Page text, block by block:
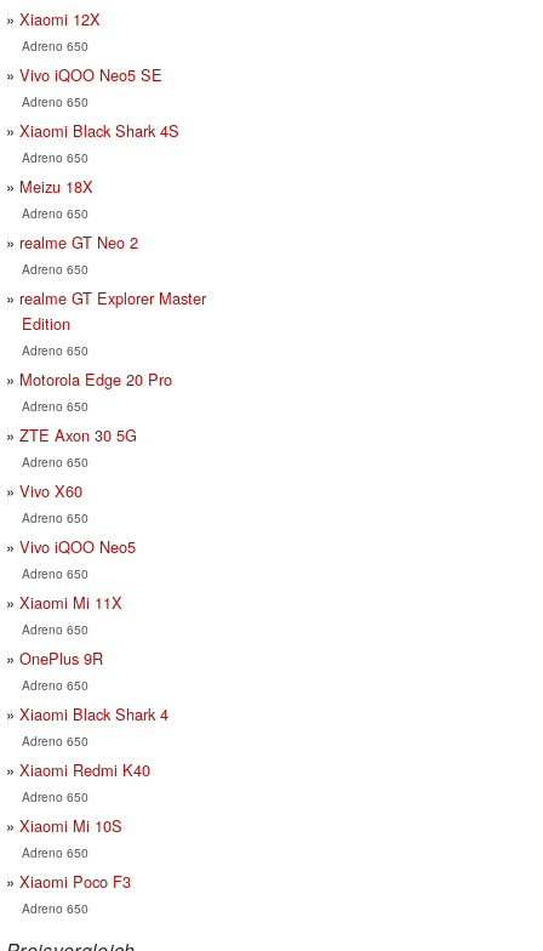
Xiaomi 12X
Adreno 650
Vivo iQOO Neo5 SE
Adreno 650
Xiaomi Black Shark 4S
Adreno 650
Meizu 18X
Adreno 650
realme GT Neo 2
Adreno 650
realme GT Explorer Master
Edition
Adreno 650
Motorola Edge 20 Pro
Adreno 650
ZTE Axon 30 5G
Adreno 650
Vivo X60
Adreno 650
Vivo iQOO Neo5
Adreno 650
Xiaomi Mi 11X
Adreno 650
OnePlus 9R
Adreno 650
Xiaomi Black Shark 4
Adreno 650
Xiaomi Redmi K40
Adreno 650
Xiaomi Mi 10S
Adreno 650
Xiaomi Poco F3
Adreno 650